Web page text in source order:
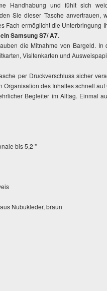
Handhabung und fühlt sich
Sie dieser Tasche anvertrauen,
Fach ermöglicht die Unterbringung
Samsung S7/ A7.
die Mitnahme von Bargeld.
Visitenkarten und
per Druckverschluss sicher
des Inhaltes schnell
Begleiter im Alltag. Einmal
bis 5,2 "
Nubukleder, braun